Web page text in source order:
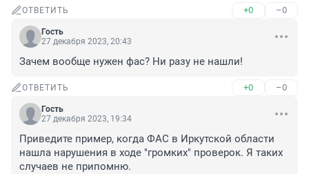
ОТВЕТИТЬ +0 –0
Гость
27 декабря 2023, 20:43
Зачем вообще нужен фас? Ни разу не нашли!
ОТВЕТИТЬ +0 –0
Гость
27 декабря 2023, 19:34
Приведите пример, когда ФАС в Иркутской области
нашла нарушения в ходе "громких" проверок. Я таких
случаев не припомню.